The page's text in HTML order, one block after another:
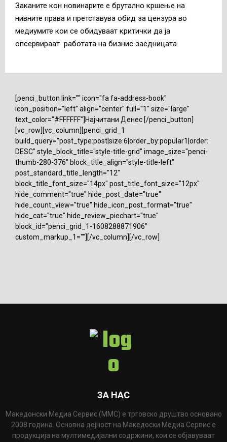
Заканите кон новинарите е брутално кршење на
нивните права и претставува обид за цензура во
медиумите кои се обидуваат критички да ја
опсервираат работата на бизнис заедницата.
[penci_button link="" icon="fa fa-address-book"
icon_position="left" align="center" full="1" size="large"
text_color="#FFFFFF"]Најчитани Денес [/penci_button]
[vc_row][vc_column][penci_grid_1
build_query="post_type:post|size:6|order_by:popular1|order:
DESC" style_block_title="style-title-grid" image_size="penci-
thumb-280-376" block_title_align="style-title-left"
post_standard_title_length="12"
block_title_font_size="14px" post_title_font_size="12px"
hide_comment="true" hide_post_date="true"
hide_count_view="true" hide_icon_post_format="true"
hide_cat="true" hide_review_piechart="true"
block_id="penci_grid_1-1608288871906"
custom_markup_1=""][/vc_column][/vc_row]
ЗА НАС
Македонски Медиа Сервис (ММС) е трговско друштво основано
2008 година. Основна дејност на Македоски Медиа Сервис е
продукција на мултимедијални содржини, кои се објавуваат